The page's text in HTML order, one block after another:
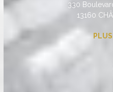
330
13160